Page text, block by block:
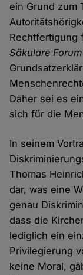
ein Grund zum
Rechtfertigung
Säkulare
Daher sei es
sich für die
In seinem
Thomas
dar, was eine
genau
dass die
lediglich ein
Privilegierung
keine Moral,